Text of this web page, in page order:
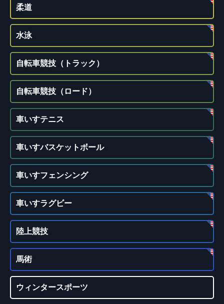
柔道
水泳
自転車競技（トラック）
自転車競技（ロード）
車いすテニス
車いすバスケットボール
車いすフェンシング
車いすラグビー
陸上競技
馬術
ウィンタースポーツ